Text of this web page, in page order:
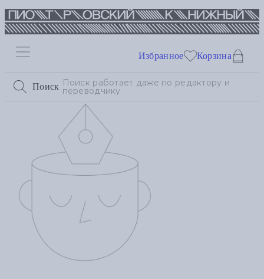
Поиск
Избранное Корзина